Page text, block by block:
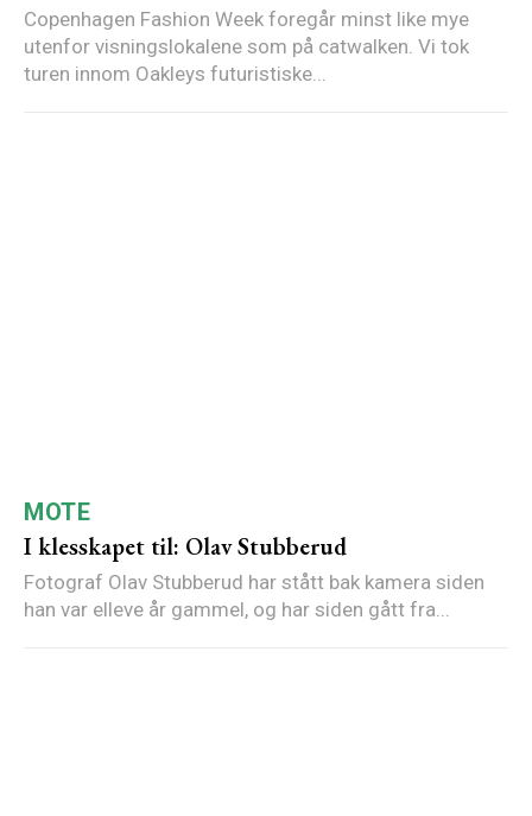
Copenhagen Fashion Week foregår minst like mye
utenfor visningslokalene som på catwalken. Vi tok
turen innom Oakleys futuristiske...
MOTE
I klesskapet til: Olav Stubberud
Fotograf Olav Stubberud har stått bak kamera siden
han var elleve år gammel, og har siden gått fra...